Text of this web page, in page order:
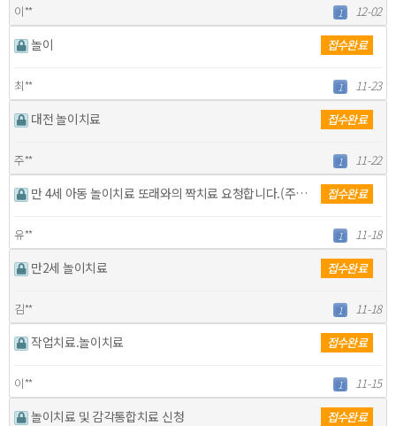
이** 1 12-02
놀이 접수완료
최** 1 11-23
대전 놀이치료 접수완료
주** 1 11-22
만 4세 아동 놀이치료 또래와의 짝치료 요청합니다.(주… 접수완료
유** 1 11-18
만2세 놀이치료 접수완료
김** 1 11-18
작업치료.놀이치료 접수완료
이** 1 11-15
놀이치료 및 감각통합치료 신청 접수완료